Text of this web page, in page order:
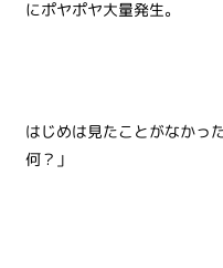
にポヤポヤ大量発生。
はじめは見たことがなかっ
何？」